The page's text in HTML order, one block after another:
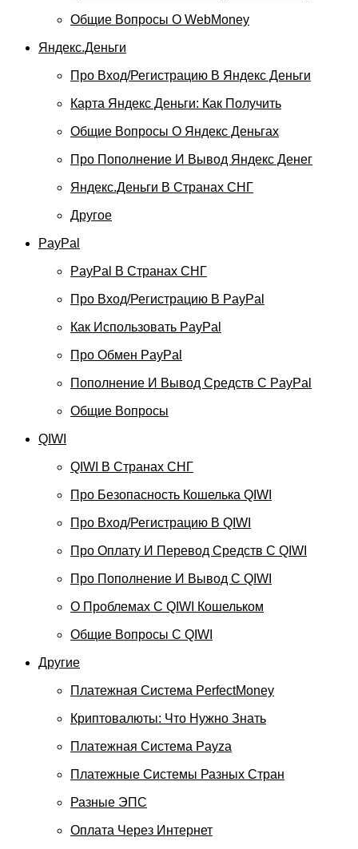
Общие Вопросы О WebMoney
Яндекс.Деньги
Про Вход/регистрацию В Яндекс Деньги
Карта Яндекс Деньги: Как Получить
Общие Вопросы О Яндекс Деньгах
Про Пополнение И Вывод Яндекс Денег
Яндекс.Деньги В Странах СНГ
Другое
PayPal
PayPal В Странах СНГ
Про Вход/регистрацию В PayPal
Как Использовать PayPal
Про Обмен PayPal
Пополнение И Вывод Средств С PayPal
Общие Вопросы
QIWI
QIWI В Странах СНГ
Про Безопасность Кошелька QIWI
Про Вход/регистрацию В QIWI
Про Оплату И Перевод Средств C QIWI
Про Пополнение И Вывод С QIWI
О Проблемах С QIWI Кошельком
Общие Вопросы С QIWI
Другие
Платежная Система PerfectMoney
Криптовалюты: Что Нужно Знать
Платежная Система Payza
Платежные Системы Разных Стран
Разные ЭПС
Оплата Через Интернет